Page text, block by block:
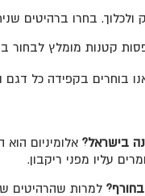
ולכלוך. בחרו ברהיטים
קטנות מומלץ לבחור
בוחרים בקפידה כל
אלומיניום
עליו מפני ריקבון.
למרות שהרהיטים